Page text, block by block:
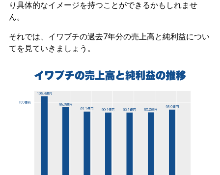
り具体的なイメージを持つことができるかもしれませ
ん。
それでは、イワブチの過去7年分の売上高と純利益につい
てを見ていきましょう。